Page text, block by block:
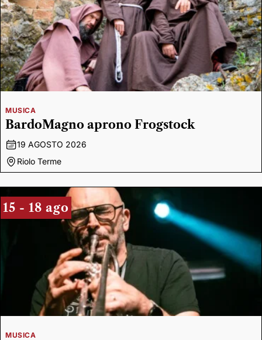
MUSICA
BardoMagno aprono Frogstock
19 AGOSTO 2026
Riolo Terme
15 - 18 ago
MUSICA